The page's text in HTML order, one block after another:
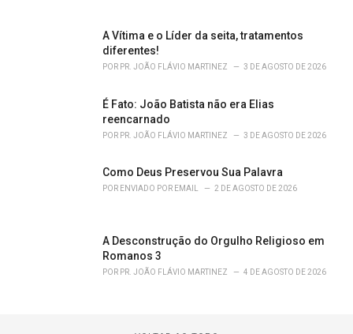
A Vítima e o Líder da seita, tratamentos
diferentes!
POR PR. JOÃO FLÁVIO MARTINEZ 3 DE AGOSTO DE 2026
É Fato: João Batista não era Elias
reencarnado
POR PR. JOÃO FLÁVIO MARTINEZ 3 DE AGOSTO DE 2026
Como Deus Preservou Sua Palavra
POR ENVIADO POR EMAIL 2 DE AGOSTO DE 2026
A Desconstrução do Orgulho Religioso em
Romanos 3
POR PR. JOÃO FLÁVIO MARTINEZ 4 DE AGOSTO DE 2026